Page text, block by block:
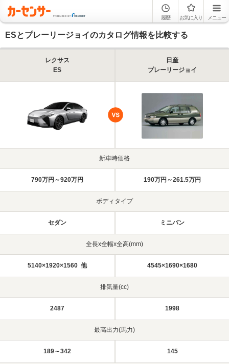
履歴 お気に入り メニュー
ESとプレーリージョイのカタログ情報を比較する
レクサス
ES
日産
プレーリージョイ
新車時価格
790万円～920万円 190万円～261.5万円
ボディタイプ
セダン ミニバン
全長x全幅x全高(mm)
5140×1920×1560 他 4545×1690×1680
排気量(cc)
2487 1998
最高出力(馬力)
189～342 145